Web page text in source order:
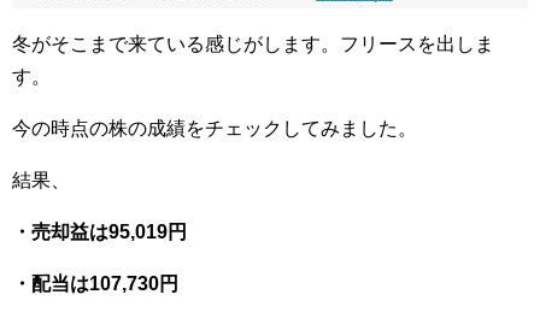
冬がそこまで来ている感じがします。フリースを出しま
す。
今の時点の株の成績をチェックしてみました。
結果、
・売却益は95,019円
・配当は107,730円